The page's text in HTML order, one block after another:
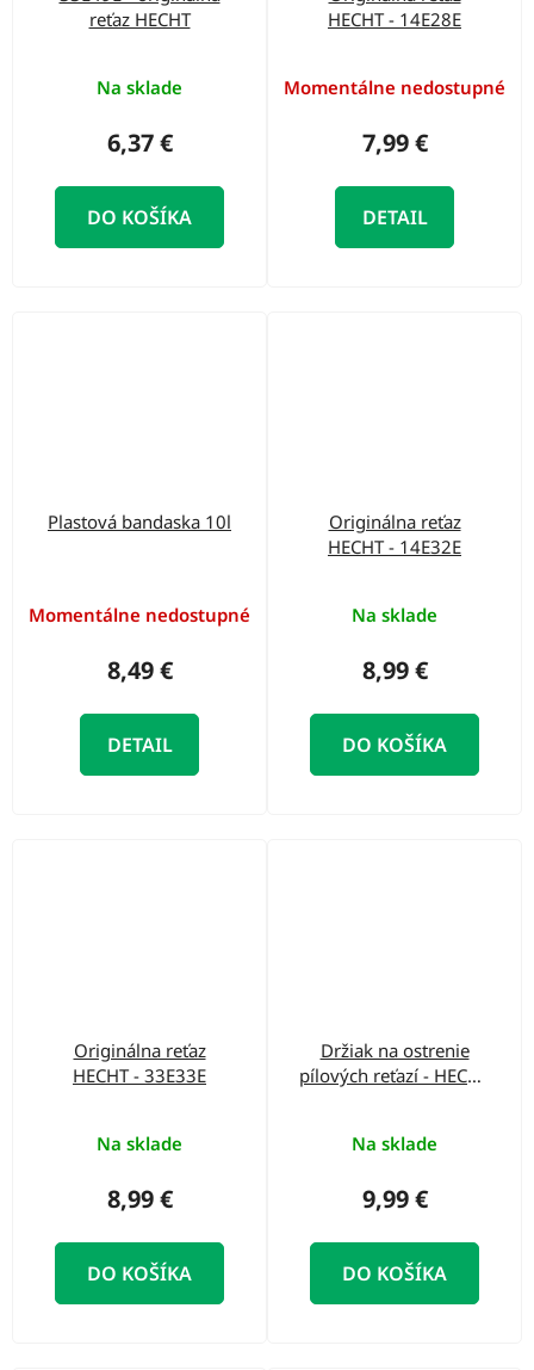
reťaz HECHT
Na sklade
6,37 €
DO KOŠÍKA
HECHT - 14E28E
Momentálne nedostupné
7,99 €
DETAIL
Plastová bandaska 10l
Momentálne nedostupné
8,49 €
DETAIL
Originálna reťaz
HECHT - 14E32E
Na sklade
8,99 €
DO KOŠÍKA
Originálna reťaz
HECHT - 33E33E
Na sklade
8,99 €
DO KOŠÍKA
Držiak na ostrenie
pílových reťazí - HECHT
Na sklade
9,99 €
DO KOŠÍKA